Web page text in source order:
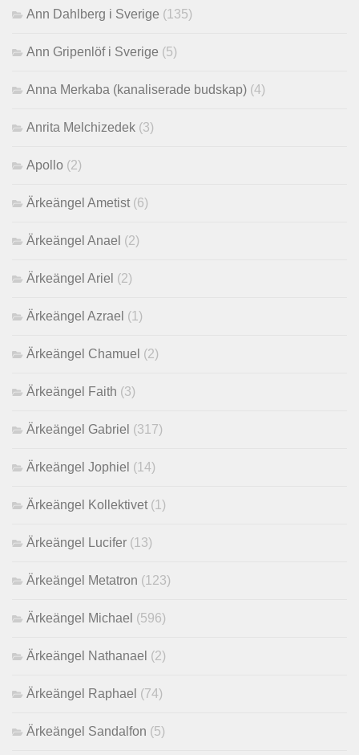
Ann Dahlberg i Sverige (135)
Ann Gripenlöf i Sverige (5)
Anna Merkaba (kanaliserade budskap) (4)
Anrita Melchizedek (3)
Apollo (2)
Ärkeängel Ametist (6)
Ärkeängel Anael (2)
Ärkeängel Ariel (2)
Ärkeängel Azrael (1)
Ärkeängel Chamuel (2)
Ärkeängel Faith (3)
Ärkeängel Gabriel (317)
Ärkeängel Jophiel (14)
Ärkeängel Kollektivet (1)
Ärkeängel Lucifer (13)
Ärkeängel Metatron (123)
Ärkeängel Michael (596)
Ärkeängel Nathanael (2)
Ärkeängel Raphael (74)
Ärkeängel Sandalfon (5)